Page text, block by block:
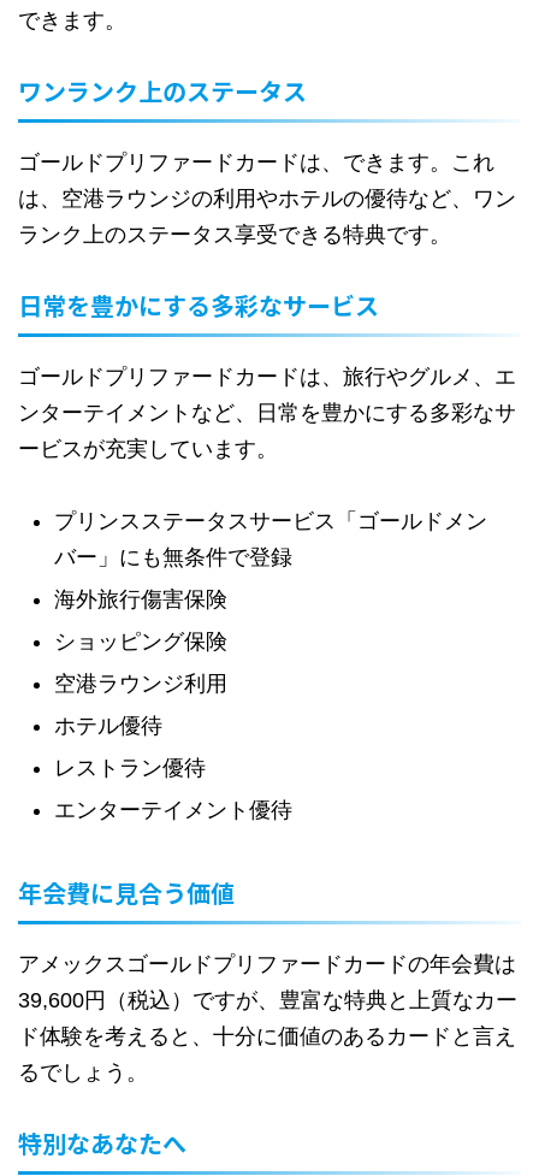
できます。
ワンランク上のステータス
ゴールドプリファードカードは、できます。これ
は、空港ラウンジの利用やホテルの優待など、ワン
ランク上のステータス享受できる特典です。
日常を豊かにする多彩なサービス
ゴールドプリファードカードは、旅行やグルメ、エ
ンターテイメントなど、日常を豊かにする多彩なサ
ービスが充実しています。
プリンスステータスサービス「ゴールドメン
バー」にも無条件で登録
海外旅行傷害保険
ショッピング保険
空港ラウンジ利用
ホテル優待
レストラン優待
エンターテイメント優待
年会費に見合う価値
アメックスゴールドプリファードカードの年会費は
39,600円（税込）ですが、豊富な特典と上質なカー
ド体験を考えると、十分に価値のあるカードと言え
るでしょう。
特別なあなたへ